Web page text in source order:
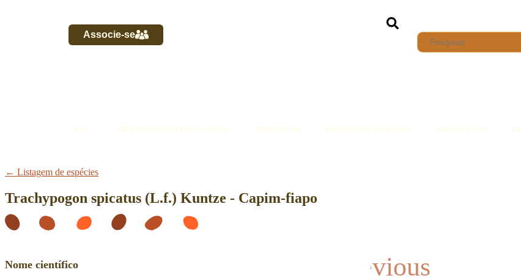
Associe-se
← Listagem de espécies
Trachypogon spicatus (L.f.) Kuntze - Capim-fiapo
Nome científico